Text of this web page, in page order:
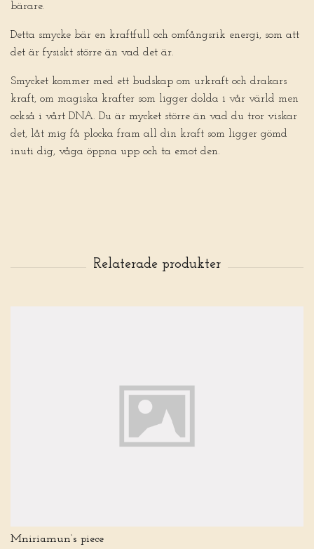
bärare.
Detta smycke bär en kraftfull och omfångsrik energi, som att
det är fysiskt större än vad det är.
Smycket kommer med ett budskap om urkraft och drakars
kraft, om magiska krafter som ligger dolda i vår värld men
också i vårt DNA. Du är mycket större än vad du tror viskar
det, låt mig få plocka fram all din kraft som ligger gömd
inuti dig, våga öppna upp och ta emot den.
Mniriamun‘s piece